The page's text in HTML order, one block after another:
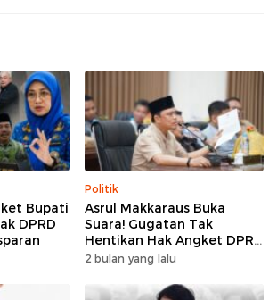
Bupati
DPRD
Politik
Asrul Makkaraus Buka
Suara! Gugatan Tak
Hentikan Hak Angket DPRD
Gowa
2 bulan yang lalu